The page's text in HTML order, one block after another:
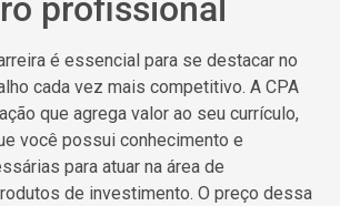
profissional
é essencial para se destacar no
cada vez mais competitivo. A CPA
que agrega valor ao seu currículo,
você possui conhecimento e
para atuar na área de
de investimento. O preço dessa